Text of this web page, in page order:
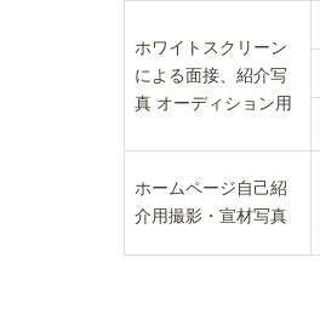
ホワイトスクリーン
による面接、紹介写
真 オーディション用
ホームページ自己紹
介用撮影・宣材写真